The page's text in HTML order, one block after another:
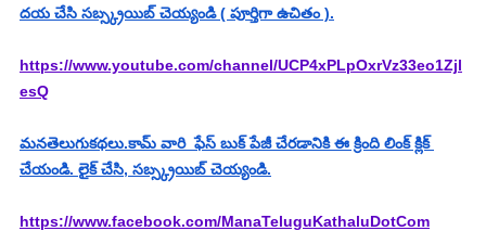
దయ చేసి సబ్స్క్రయిబ్ చెయ్యండి ( పూర్తిగా ఉచితం ).
https://www.youtube.com/channel/UCP4xPLpOxrVz33eo1Zjl
esQ
మనతెలుగుకథలు.కామ్ వారి  ఫేస్ బుక్ పేజీ చేరడానికి ఈ క్రింది లింక్ క్లిక్
చేయండి. లైక్ చేసి, సబ్స్క్రయిబ్ చెయ్యండి.
https://www.facebook.com/ManaTeluguKathaluDotCom